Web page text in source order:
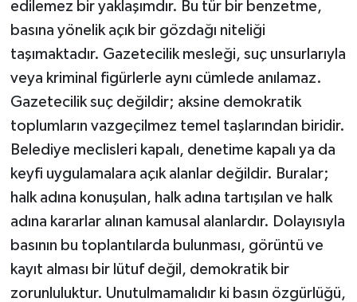
edilemez bir yaklaşımdır. Bu tür bir benzetme,
basına yönelik açık bir gözdağı niteliği
taşımaktadır. Gazetecilik mesleği, suç unsurlarıyla
veya kriminal figürlerle aynı cümlede anılamaz.
Gazetecilik suç değildir; aksine demokratik
toplumların vazgeçilmez temel taşlarından biridir.
Belediye meclisleri kapalı, denetime kapalı ya da
keyfi uygulamalara açık alanlar değildir. Buralar;
halk adına konuşulan, halk adına tartışılan ve halk
adına kararlar alınan kamusal alanlardır. Dolayısıyla
basının bu toplantılarda bulunması, görüntü ve
kayıt alması bir lütuf değil, demokratik bir
zorunluluktur. Unutulmamalıdır ki basın özgürlüğü,